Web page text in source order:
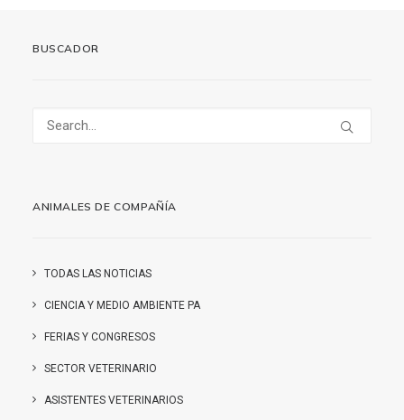
BUSCADOR
ANIMALES DE COMPAÑÍA
TODAS LAS NOTICIAS
CIENCIA Y MEDIO AMBIENTE PA
FERIAS Y CONGRESOS
SECTOR VETERINARIO
ASISTENTES VETERINARIOS